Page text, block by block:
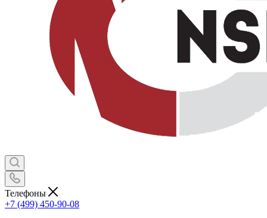
Телефоны
+7 (499) 450-90-08